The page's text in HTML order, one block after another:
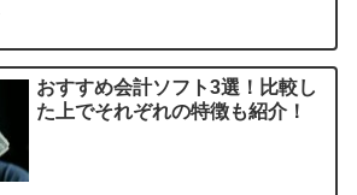
おすすめ会計ソフト3選！比較し
た上でそれぞれの特徴も紹介！